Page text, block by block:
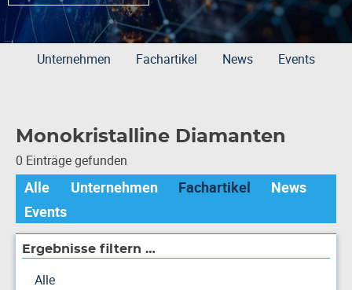
Unternehmen Fachartikel News Events
Monokristalline Diamanten
0 Einträge gefunden
Alle Unternehmen Fachartikel
News
Events
Ergebnisse filtern …
Alle